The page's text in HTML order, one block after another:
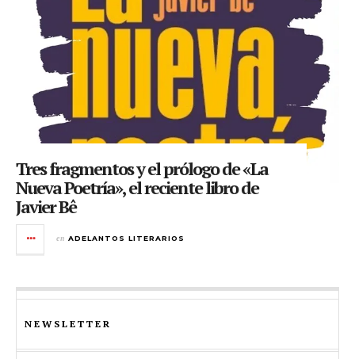
Tres fragmentos y el prólogo de «La
Nueva Poetría», el reciente libro de
Javier Bê
en ADELANTOS LITERARIOS
NEWSLETTER